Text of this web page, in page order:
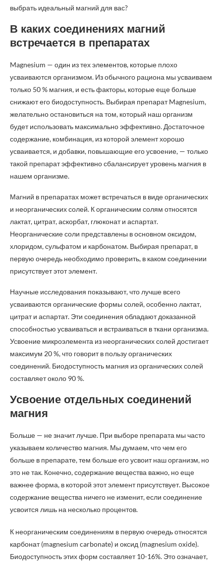
выбрать идеальный магний для вас?
В каких соединениях магний
встречается в препаратах
Magnesium — один из тех элементов, которые плохо
усваиваются организмом. Из обычного рациона мы усваиваем
только 50 % магния, и есть факторы, которые еще больше
снижают его биодоступность. Выбирая препарат Magnesium,
желательно остановиться на том, который наш организм
будет использовать максимально эффективно. Достаточное
содержание, комбинация, из которой элемент хорошо
усваивается, и добавки, повышающие его усвоение, — только
такой препарат эффективно сбалансирует уровень магния в
нашем организме.
Магний в препаратах может встречаться в виде органических
и неорганических солей. К органическим солям относятся
лактат, цитрат, аскорбат, глюконат и аспартат.
Неорганические соли представлены в основном оксидом,
хлоридом, сульфатом и карбонатом. Выбирая препарат, в
первую очередь необходимо проверить, в каком соединении
присутствует этот элемент.
Научные исследования показывают, что лучше всего
усваиваются органические формы солей, особенно лактат,
цитрат и аспартат. Эти соединения обладают доказанной
способностью усваиваться и встраиваться в ткани организма.
Усвоение микроэлемента из неорганических солей достигает
максимум 20 %, что говорит в пользу органических
соединений. Биодоступность магния из органических солей
составляет около 90 %.
Усвоение отдельных соединений
магния
Больше — не значит лучше. При выборе препарата мы часто
указываем количество магния. Мы думаем, что чем его
больше в препарате, тем больше его усвоит наш организм, но
это не так. Конечно, содержание вещества важно, но еще
важнее форма, в которой этот элемент присутствует. Высокое
содержание вещества ничего не изменит, если соединение
усвоится лишь на несколько процентов.
К неорганическим соединениям в первую очередь относятся
карбонат (magnesium carbonate) и оксид (magnesium oxide).
Биодоступность этих форм составляет 10-16%. Это означает,